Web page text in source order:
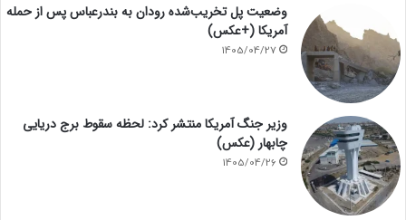
وضعیت پل تخریب‌شده رودان به بندرعباس پس از حمله
آمریکا (+عکس)
1405/04/27
وزیر جنگ آمریکا منتشر کرد: لحظه سقوط برج دریایی
چابهار (عکس)
1405/04/26